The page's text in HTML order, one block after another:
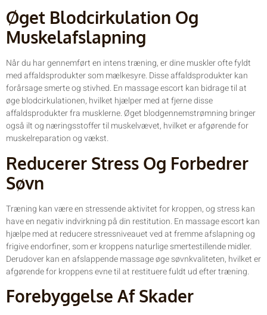
Øget Blodcirkulation Og
Muskelafslapning
Når du har gennemført en intens træning, er dine muskler ofte fyldt
med affaldsprodukter som mælkesyre. Disse affaldsprodukter kan
forårsage smerte og stivhed. En massage escort kan bidrage til at
øge blodcirkulationen, hvilket hjælper med at fjerne disse
affaldsprodukter fra musklerne. Øget blodgennemstrømning bringer
også ilt og næringsstoffer til muskelvævet, hvilket er afgørende for
muskelreparation og vækst.
Reducerer Stress Og Forbedrer
Søvn
Træning kan være en stressende aktivitet for kroppen, og stress kan
have en negativ indvirkning på din restitution. En massage escort kan
hjælpe med at reducere stressniveauet ved at fremme afslapning og
frigive endorfiner, som er kroppens naturlige smertestillende midler.
Derudover kan en afslappende massage øge søvnkvaliteten, hvilket er
afgørende for kroppens evne til at restituere fuldt ud efter træning.
Forebyggelse Af Skader